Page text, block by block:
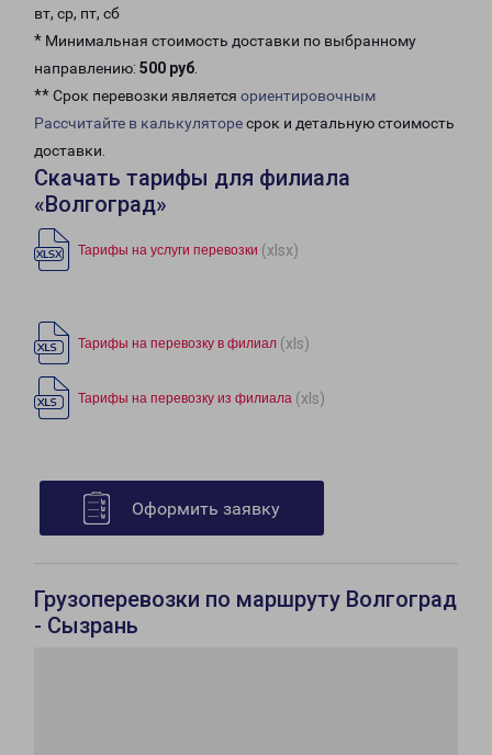
вт, ср, пт, сб
* Минимальная стоимость доставки по выбранному
направлению: 500 руб.
** Срок перевозки является ориентировочным
Рассчитайте в калькуляторесрок и детальную стоимость
доставки.
Скачать тарифы для филиала
«Волгоград»
Тарифы на услуги перевозки (xlsx)
Тарифы на перевозку в филиал (xls)
Тарифы на перевозку из филиала (xls)
Оформить заявку
Грузоперевозки по маршруту Волгоград
- Сызрань